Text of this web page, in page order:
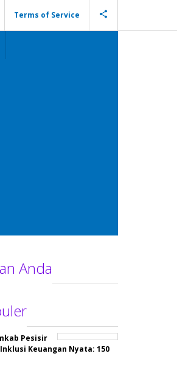
Terms of Service
Anda
Pesisir
Keuangan Nyata: 150